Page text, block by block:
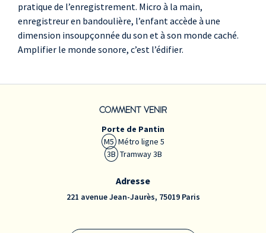
pratique de l’enregistrement. Micro à la main,
enregistreur en bandoulière, l’enfant accède à une
dimension insoupçonnée du son et à son monde caché.
Amplifier le monde sonore, c’est l’édifier.
COMMENT VENIR
Porte de Pantin
M5 Métro ligne 5
3B Tramway 3B
Adresse
221 avenue Jean-Jaurès, 75019 Paris